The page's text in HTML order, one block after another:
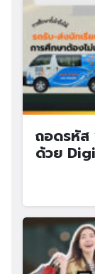
ถอดรหัส
ด้วย